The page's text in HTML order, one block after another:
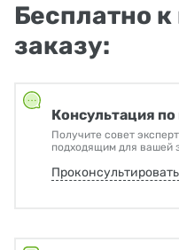
Бесплатно
заказу:
Консультация
Получите совет
подходящим для вашей